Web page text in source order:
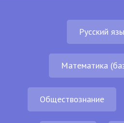
Русский
Математика
Обществознание